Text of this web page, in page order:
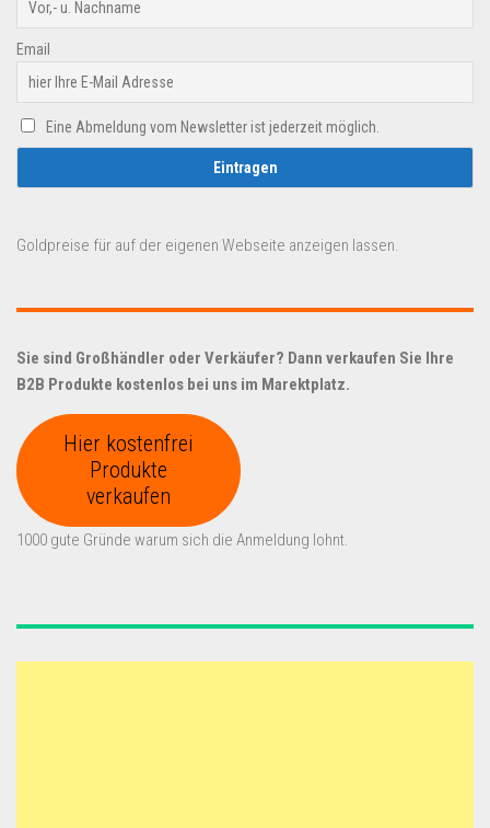
Email
Eine Abmeldung vom Newsletter ist jederzeit möglich.
Goldpreise für auf der eigenen Webseite anzeigen lassen.
Sie sind Großhändler oder Verkäufer? Dann verkaufen Sie Ihre
B2B Produkte kostenlos bei uns im Marektplatz.
Hier kostenfrei
Produkte
verkaufen
1000 gute Gründe warum sich die Anmeldung lohnt.